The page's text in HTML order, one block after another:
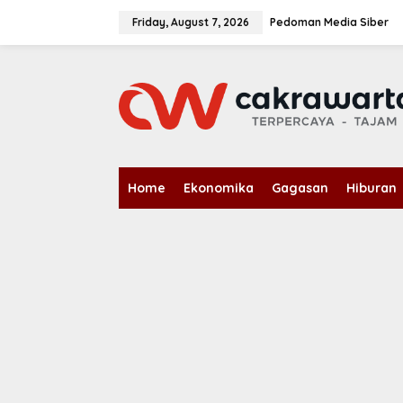
Friday, August 7, 2026 Pedoman Media Siber
Home Ekonomika Gagasan Hiburan